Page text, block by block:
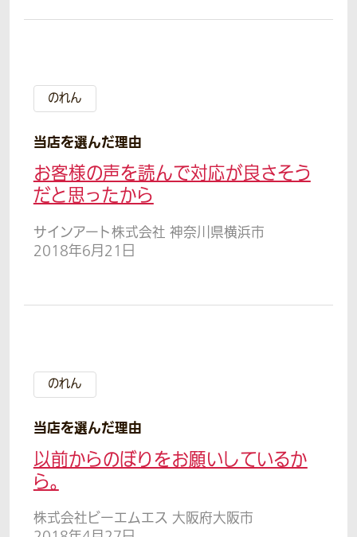
のれん
当店を選んだ理由
お客様の声を読んで対応が良さそう
だと思ったから
サインアート株式会社 神奈川県横浜市
2018年6月21日
のれん
当店を選んだ理由
以前からのぼりをお願いしているか
ら。
株式会社ビーエムエス 大阪府大阪市